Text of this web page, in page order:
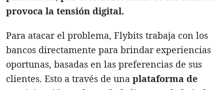
provoca la tensión digital.
Para atacar el problema, Flybits trabaja con los
bancos directamente para brindar experiencias
oportunas, basadas en las preferencias de sus
clientes. Esto a través de una plataforma de